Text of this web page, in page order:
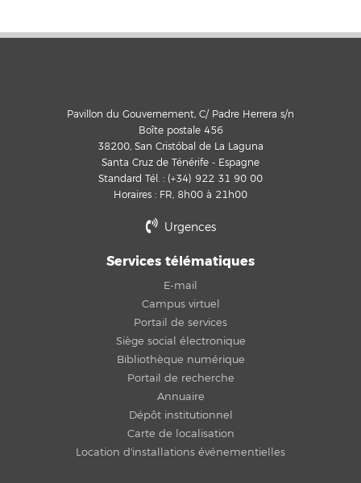
Pavillon du Gouvernement, C/ Padre Herrera s/n
Boîte postale 456
38200, San Cristóbal de La Laguna
Santa Cruz de Ténérife - Espagne
Standard Tél. : (+34) 922 31 90 00
Horaires : FR, 8h00 à 21h00
Urgences
Services télématiques
E-mail
Campus virtuel
Portail de services
Siège social électronique
Bibliothèque numérique
Portail de recherche
Annuaire
Dépôt institutionnel
Carte de localisation
Location d'installations événementielles